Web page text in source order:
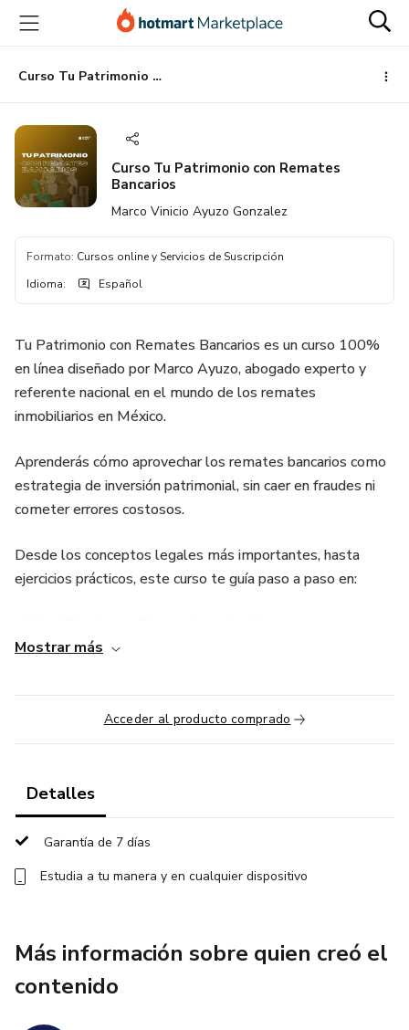
principal
página
de
página
Curso Tu Patrimonio con Remates Bancarios
Curso Tu Patrimonio con Remates
Bancarios
Marco Vinicio Ayuzo Gonzalez
Formato: Cursos online y Servicios de Suscripción
Idioma: Español
Tu Patrimonio con Remates Bancarios es un curso 100%
en línea diseñado por Marco Ayuzo, abogado experto y
referente nacional en el mundo de los remates
inmobiliarios en México.
Aprenderás cómo aprovechar los remates bancarios como
estrategia de inversión patrimonial, sin caer en fraudes ni
cometer errores costosos.
Desde los conceptos legales más importantes, hasta
ejercicios prácticos, este curso te guía paso a paso en:
bancarios
✔️ Evitar riesgos legales y detectar oportunidades
especializada en inversiones en remates desde hace más
Mostrar más
Acceder al producto comprado
Detalles
Garantía de 7 días
Estudia a tu manera y en cualquier dispositivo
Más información sobre quien creó el
contenido